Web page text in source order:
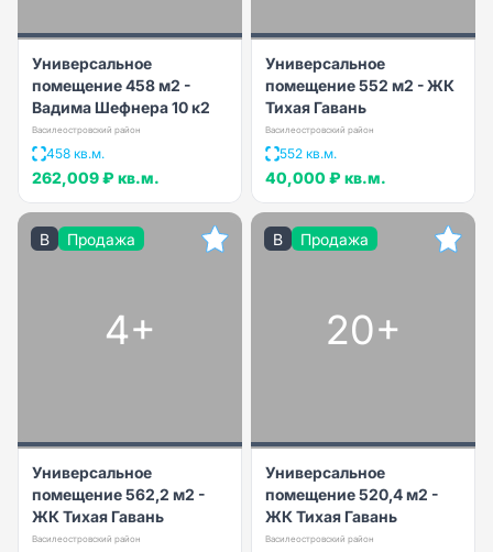
Универсальное
помещение 458 м2 -
Вадима Шефнера 10 к2
Василеостровский район
458 кв.м.
262,009 ₽ кв.м.
Универсальное
помещение 552 м2 - ЖК
Тихая Гавань
Василеостровский район
552 кв.м.
40,000 ₽ кв.м.
B Продажа
4+
Универсальное
помещение 562,2 м2 -
ЖК Тихая Гавань
Василеостровский район
B Продажа
20+
Универсальное
помещение 520,4 м2 -
ЖК Тихая Гавань
Василеостровский район